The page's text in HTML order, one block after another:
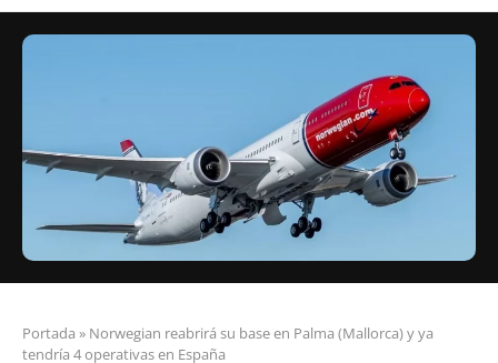
Portada » Norwegian reabrirá su base en Palma (Mallorca) y ya
tendría 4 operativas en España